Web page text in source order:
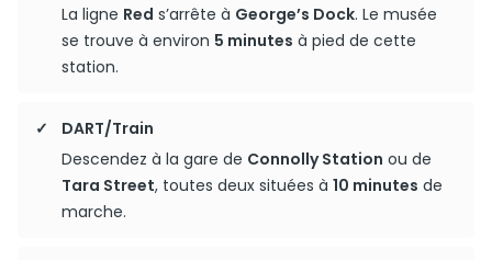
La ligne Red s’arrête à George’s Dock. Le musée
se trouve à environ 5 minutes à pied de cette
station.
DART/Train
Descendez à la gare de Connolly Station ou de
Tara Street, toutes deux situées à 10 minutes de
marche.